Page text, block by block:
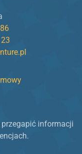
informacji